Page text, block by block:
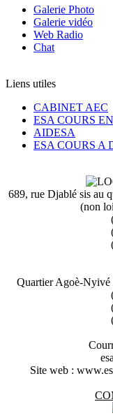
Galerie Photo
Galerie vidéo
Web Radio
Chat
Liens utiles
CABINET AEC
ESA COURS
AIDESA
ESA COURS A
689, rue Djablé sis au
(non
Quartier Agoè-
Site web :